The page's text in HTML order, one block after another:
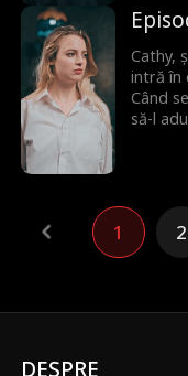
plac,
nu își
iubitul
căutat
Cathy,
intră în
Când
să-l
nu își
iubitul
căutat
1 2
DESPRE